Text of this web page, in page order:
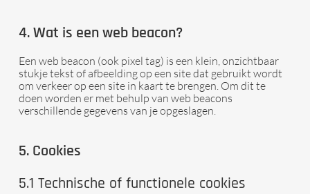
4. Wat is een web beacon?
Een web beacon (ook pixel tag) is een klein, onzichtbaar
stukje tekst of afbeelding op een site dat gebruikt wordt
om verkeer op een site in kaart te brengen. Om dit te
doen worden er met behulp van web beacons
verschillende gegevens van je opgeslagen.
5. Cookies
5.1 Technische of functionele cookies